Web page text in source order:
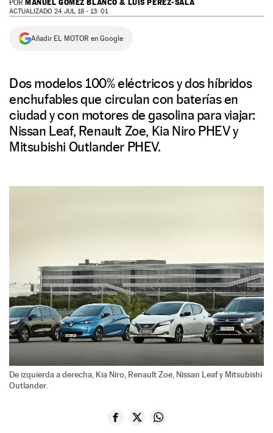
NEWSLETTER
POR MANUEL GÓMEZ BLANCO & LUIS PÉREZ-SALA
ACTUALIZADO 24 JUL 18 - 13: 01
Añadir EL MOTOR en Google
Dos modelos 100% eléctricos y dos híbridos
enchufables que circulan con baterías en
ciudad y con motores de gasolina para viajar:
Nissan Leaf, Renault Zoe, Kia Niro PHEV y
Mitsubishi Outlander PHEV.
De izquierda a derecha, Kia Niro, Renault Zoe, Nissan Leaf y Mitsubishi
Outlander.